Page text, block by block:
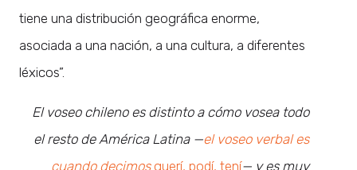
tiene una distribución geográfica enorme,
asociada a una nación, a una cultura, a diferentes
léxicos”.
El voseo chileno es distinto a cómo vosea todo
el resto de América Latina —el voseo verbal es
cuando decimosquerí, podí, tení— y es muy